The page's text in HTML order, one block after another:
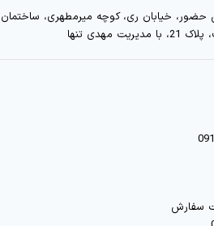
حضور، خیابان ری، کوچه میرمطهری، ساختمان
مهدی تنها
سفارش